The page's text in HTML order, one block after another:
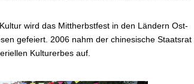
wird das Mittherbstfest in den Ländern Ost-
gefeiert. 2006 nahm der chinesische Staatsrat
Kulturerbes auf.